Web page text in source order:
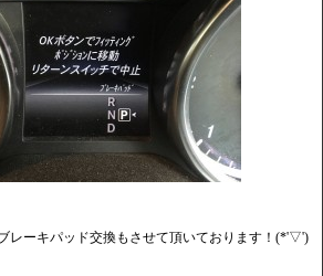
レーキパッド交換もさせて頂いております！(*'▽')